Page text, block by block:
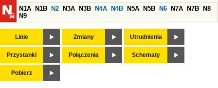
N1A
N1B N2 N3A N3B N4A N4B N5A N5B N6 N7A N7B
N8
N9
Linie Zmiany Utrudnienia
Przystanki Połączenia Schematy
Pobierz